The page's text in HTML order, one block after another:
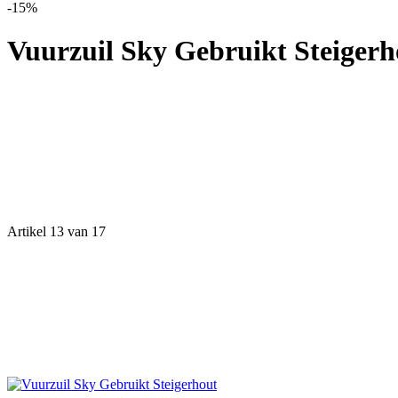
-15%
Vuurzuil Sky Gebruikt
Artikel 13 van 17